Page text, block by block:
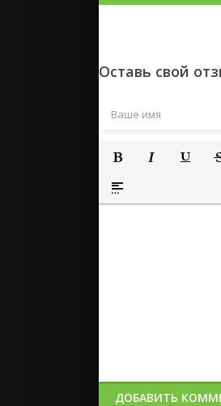
Оставь свой
Полужирный
Вставка спойлера
ДОБАВИТЬ